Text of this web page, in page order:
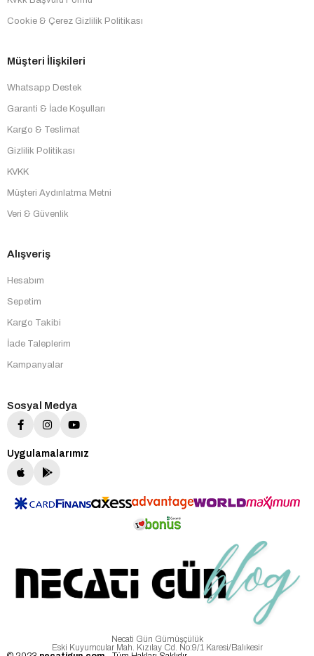
Cookie & Çerez Gizlilik Politikası
Müşteri İlişkileri
Whatsapp Destek
Garanti & İade Koşulları
Kargo & Teslimat
Gizlilik Politikası
KVKK
Müşteri Aydınlatma Metni
Veri & Güvenlik
Alışveriş
Hesabım
Sepetim
Kargo Takibi
İade Taleplerim
Kampanyalar
Sosyal Medya
Uygulamalarımız
Necati Gün Gümüşçülük
Eski Kuyumcular Mah. Kızılay Cd. No:9/1 Karesi/Balıkesir